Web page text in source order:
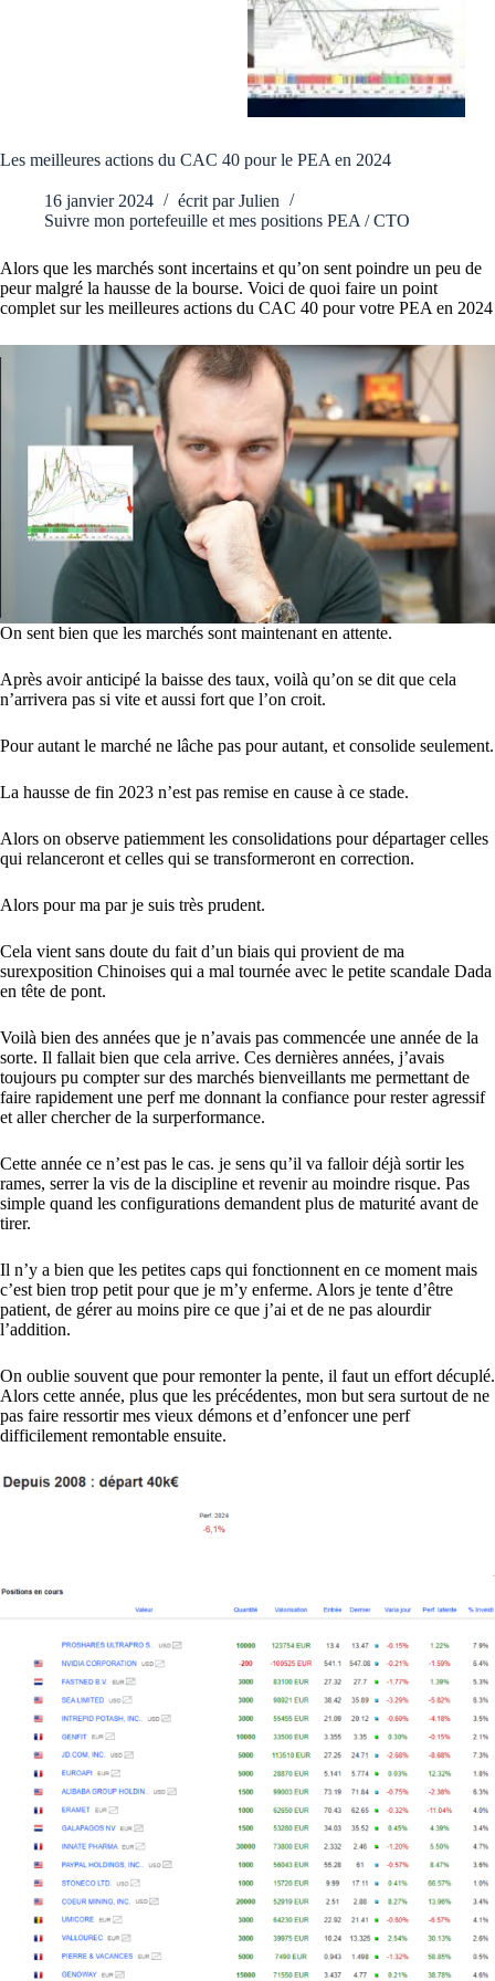
Les meilleures actions du CAC 40 pour le PEA en 2024
16 janvier 2024 écrit par Julien
Suivre mon portefeuille et mes positions PEA / CTO
Alors que les marchés sont incertains et qu’on sent poindre un peu de
peur malgré la hausse de la bourse. Voici de quoi faire un point
complet sur les meilleures actions du CAC 40 pour votre PEA en 2024
On sent bien que les marchés sont maintenant en attente.
Après avoir anticipé la baisse des taux, voilà qu’on se dit que cela
n’arrivera pas si vite et aussi fort que l’on croit.
Pour autant le marché ne lâche pas pour autant, et consolide seulement.
La hausse de fin 2023 n’est pas remise en cause à ce stade.
Alors on observe patiemment les consolidations pour départager celles
qui relanceront et celles qui se transformeront en correction.
Alors pour ma par je suis très prudent.
Cela vient sans doute du fait d’un biais qui provient de ma
surexposition Chinoises qui a mal tournée avec le petite scandale Dada
en tête de pont.
Voilà bien des années que je n’avais pas commencée une année de la
sorte. Il fallait bien que cela arrive. Ces dernières années, j’avais
toujours pu compter sur des marchés bienveillants me permettant de
faire rapidement une perf me donnant la confiance pour rester agressif
et aller chercher de la surperformance.
Cette année ce n’est pas le cas. je sens qu’il va falloir déjà sortir les
rames, serrer la vis de la discipline et revenir au moindre risque. Pas
simple quand les configurations demandent plus de maturité avant de
tirer.
Il n’y a bien que les petites caps qui fonctionnent en ce moment mais
c’est bien trop petit pour que je m’y enferme. Alors je tente d’être
patient, de gérer au moins pire ce que j’ai et de ne pas alourdir
l’addition.
On oublie souvent que pour remonter la pente, il faut un effort décuplé.
Alors cette année, plus que les précédentes, mon but sera surtout de ne
pas faire ressortir mes vieux démons et d’enfoncer une perf
difficilement remontable ensuite.